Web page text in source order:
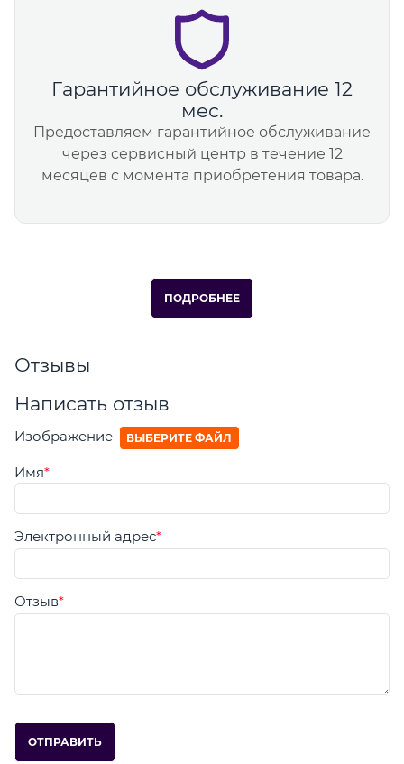
Гарантийное обслуживание 12
мес.
Предоставляем гарантийное обслуживание
через сервисный центр в течение 12
месяцев с момента приобретения товара.
ПОДРОБНЕЕ
Отзывы
Написать отзыв
Изображение ВЫБЕРИТЕ ФАЙЛ
Имя
Электронный адрес
Отзыв